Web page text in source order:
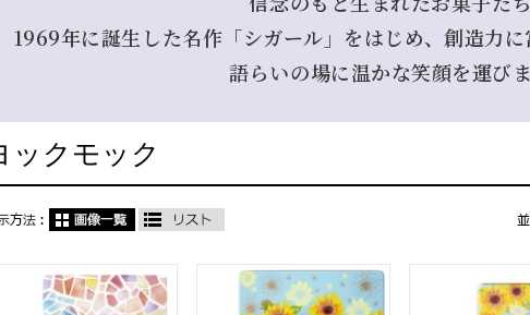
1969年に誕生した名作「シガール」をはじめ、創造力に
語らいの場に温かな笑顔を運びま
ックモック